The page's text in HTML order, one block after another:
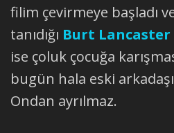
filim çevirmeye başladı
tanıdığı Burt Lancaster
ise çoluk çocuğa
bugün hala eski
Ondan ayrılmaz.